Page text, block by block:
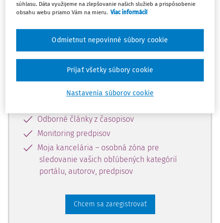
dostupný predplatiteľom portálu.
Odomknite si prístup k odbornému
obsahu a získajte prístup na 10 dní
zdarma, stačí sa len zaregistrovať.
Vďaka registrácii získate prístup aj k
vybranému obsahu:
Odborné články z časopisov
Monitoring predpisov
Moja kancelária – osobná zóna pre
sledovanie vašich obľúbených kategórií
portálu, autorov, predpisov
Chcem sa zaregistrovať
súhlasu. Dáta využijeme na zlepšovanie našich služieb a prispôsobenie
obsahu webu priamo Vám na mieru. Viac informácií
Nastavenia súborov cookie
Odmietnut nepovinné súbory cookie
Prijať všetky súbory cookie